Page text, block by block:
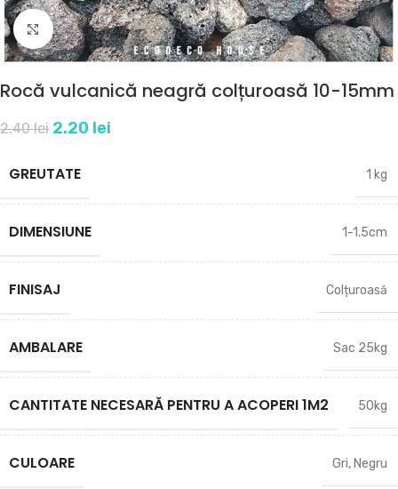
Click to enlarge
Rocă vulcanică neagră colțuroasă 10-15mm
2.40lei 2.20 lei
GREUTATE 1 kg
DIMENSIUNE 1-1.5cm
FINISAJ Colțuroasă
AMBALARE Sac 25kg
CANTITATE NECESARĂ PENTRU A ACOPERI 1M2 50kg
CULOARE Gri, Negru